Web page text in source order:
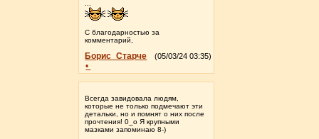
С благодарностью за
комментарий,
Борис_Старче (05/03/24 03:35)
•
Всегда завидовала людям,
которые не только подмечают эти
детальки, но и помнят о них после
прочтения! 0_о Я крупными
мазками запоминаю 8-)